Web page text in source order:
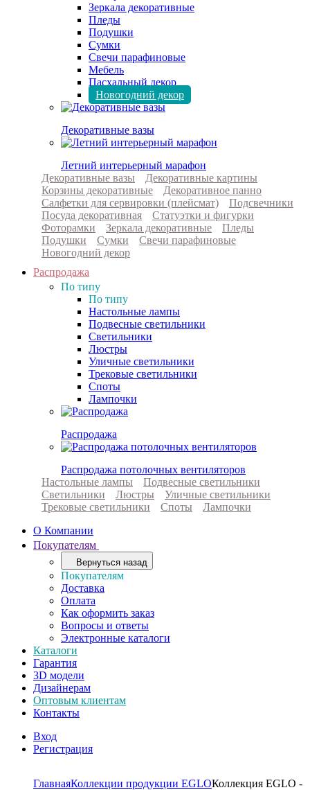
Зеркала декоративные
Пледы
Подушки
Сумки
Свечи парафиновые
Мебель
Пасхальный декор
Новогодний декор
Декоративные вазы
Летний интерьерный марафон
Декоративные вазы
Декоративные картины
Корзины декоративные
Декоративное панно
Салфетки для сервировки (плейсмат)
Подсвечники
Посуда декоративная
Статуэтки и фигурки
Фоторамки
Зеркала декоративные
Пледы
Подушки
Сумки
Свечи парафиновые
Новогодний декор
Распродажа
По типу
По типу
Настольные лампы
Подвесные светильники
Светильники
Люстры
Уличные светильники
Трековые светильники
Споты
Лампочки
Распродажа
Распродажа потолочных вентиляторов
Настольные лампы
Подвесные светильники
Светильники
Люстры
Уличные светильники
Трековые светильники
Споты
Лампочки
О Компании
Покупателям
Вернуться назад
Покупателям
Доставка
Оплата
Как оформить заказ
Вопросы и ответы
Электронные каталоги
Каталоги
Гарантия
3D модели
Дизайнерам
Оптовым клиентам
Контакты
Вход
Регистрация
ГлавнаяКоллекции продукции EGLOКоллекция EGLO -